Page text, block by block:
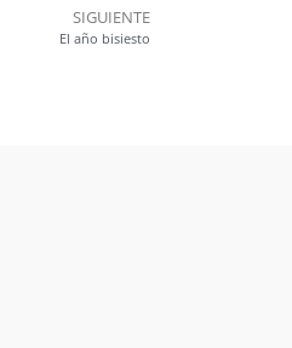
SIGUIENTE
El año bisiesto